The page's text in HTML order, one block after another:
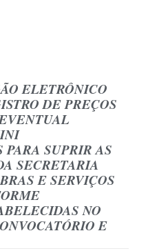
ELETRÔNICO
DE PREÇOS
SUPRIR AS
SECRETARIA
E SERVIÇOS
NO
E